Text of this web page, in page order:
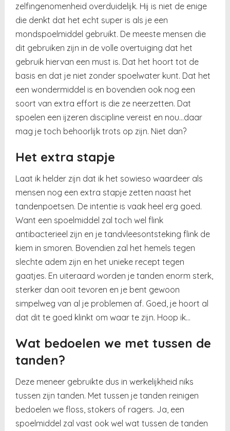
zelfingenomenheid overduidelijk. Hij is niet de enige
die denkt dat het echt super is als je een
mondspoelmiddel gebruikt. De meeste mensen die
dit gebruiken zijn in de volle overtuiging dat het
gebruik hiervan een must is. Dat het hoort tot de
basis en dat je niet zonder spoelwater kunt. Dat het
een wondermiddel is en bovendien ook nog een
soort van extra effort is die ze neerzetten. Dat
spoelen een ijzeren discipline vereist en nou…daar
mag je toch behoorlijk trots op zijn. Niet dan?
Het extra stapje
Laat ik helder zijn dat ik het sowieso waardeer als
mensen nog een extra stapje zetten naast het
tandenpoetsen. De intentie is vaak heel erg goed.
Want een spoelmiddel zal toch wel flink
antibacterieel zijn en je tandvleesontsteking flink de
kiem in smoren. Bovendien zal het hemels tegen
slechte adem zijn en het unieke recept tegen
gaatjes. En uiteraard worden je tanden enorm sterk,
sterker dan ooit tevoren en je bent gewoon
simpelweg van al je problemen af. Goed, je hoort al
dat dit te goed klinkt om waar te zijn. Hoop ik…
Wat bedoelen we met tussen de
tanden?
Deze meneer gebruikte dus in werkelijkheid niks
tussen zijn tanden. Met tussen je tanden reinigen
bedoelen we floss, stokers of ragers. Ja, een
spoelmiddel zal vast ook wel wat tussen de tanden